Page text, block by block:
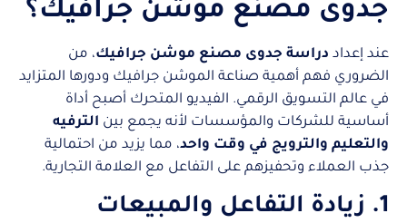
جدوى مصنع موشن جرافيك؟
عند إعداد دراسة جدوى مصنع موشن جرافيك، من
الضروري فهم أهمية صناعة الموشن جرافيك ودورها المتزايد
في عالم التسويق الرقمي. الفيديو المتحرك أصبح أداة
أساسية للشركات والمؤسسات لأنه يجمع بين الترفيه
والتعليم والترويج في وقت واحد، مما يزيد من احتمالية
جذب العملاء وتحفيزهم على التفاعل مع العلامة التجارية.
1. زيادة التفاعل والمبيعات